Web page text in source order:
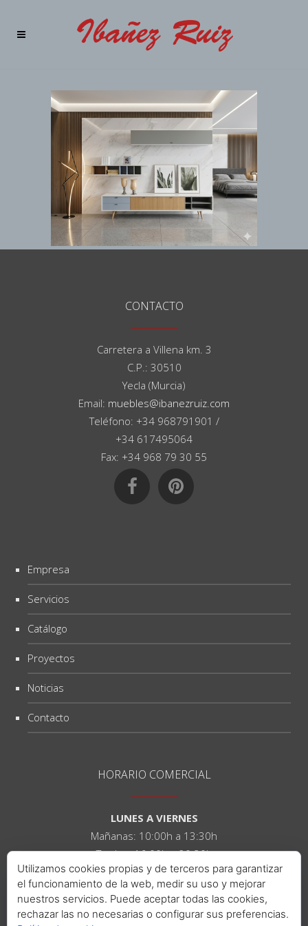
CONTACTO
Carretera a Villena km. 3
C.P.: 30510
Yecla (Murcia)
Email: muebles@ibanezruiz.com
Teléfono: +34 968791901 /
+34 617495064
Fax: +34 968 79 30 55
Empresa
Servicios
Catálogo
Proyectos
Noticias
Contacto
HORARIO COMERCIAL
LUNES A VIERNES
Mañanas: 10:00h a 13:30h
Tardes: 16:00h a 20:30h
SÁBADOS
Mañanas: 10:00h a 14:00h
Utilizamos cookies propias y de terceros para garantizar
el funcionamiento de la web, medir su uso y mejorar
nuestros servicios. Puede aceptar todas las cookies,
rechazar las no necesarias o configurar sus preferencias.